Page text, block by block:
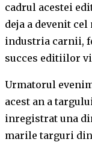
cadrul acestei
deja a devenit
industria carnii,
succes editiilor
Urmatorul
acest an a
inregistrat una
marile targuri din